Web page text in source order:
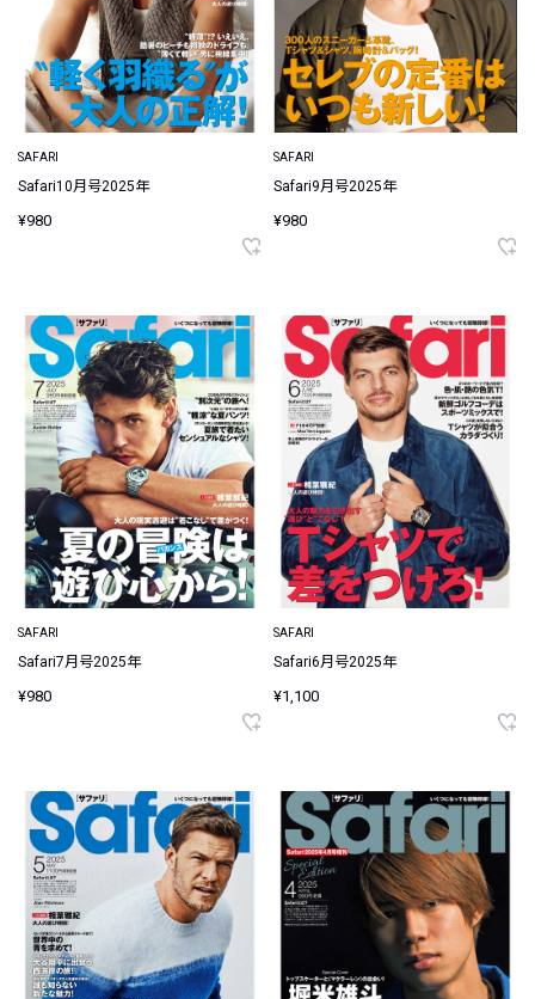
SAFARI
Safari10月号2025年
¥980
SAFARI
Safari9月号2025年
¥980
SAFARI
Safari7月号2025年
¥980
SAFARI
Safari6月号2025年
¥1,100